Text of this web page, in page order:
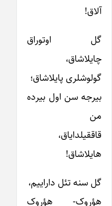
آلاق!
گل اوتوراق
چایلاشاق،
گولوشلری پایلاشاق؛
بیرجه سن اول بیرده
من
قاققیلدایاق،
هایلاشاق!
گل سنه تئل داراییم،
هؤروک- هؤروک